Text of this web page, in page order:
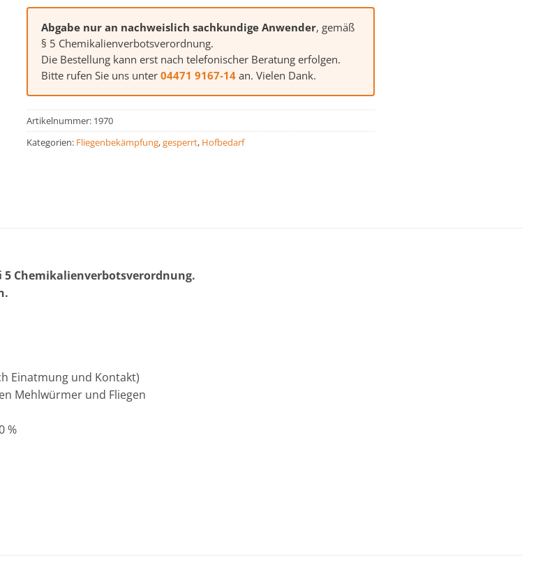
Abgabe nur an nachweislich sachkundige Anwender, gemäß
§ 5 Chemikalienverbotsverordnung.
Die Bestellung kann erst nach telefonischer Beratung erfolgen.
Bitte rufen Sie uns unter04471 9167-14 an. Vielen Dank.
Artikelnummer: 1970
Kategorien: Fliegenbekämpfung,gesperrt, Hofbedarf
5 Chemikalienverbotsverordnung.
Einatmung und Kontakt)
Mehlwürmer und Fliegen
%